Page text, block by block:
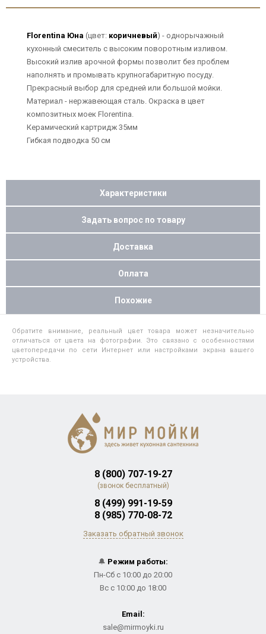
Florentina Юна (цвет: коричневый) - однорычажный
кухонный смеситель с высоким поворотным изливом.
Высокий излив арочной формы позволит без проблем
наполнять и промывать крупногабаритную посуду.
Прекрасный выбор для средней или большой мойки.
Материал - нержавеющая сталь. Окраска в цвет
композитных моек Florentina.
Керамический картридж 35мм
Гибкая подводка 50 см
Характеристики
Задать вопрос по товару
Доставка
Оплата
Похожие
Обратите внимание, реальный цвет товара может незначительно
отличаться от цвета на фотографии. Это связано с особенностями
цветопередачи по сети Интернет или настройками экрана вашего
устройства.
8 (800) 707-19-27
(звонок бесплатный)
8 (499) 991-19-59
8 (985) 770-08-72
Заказать обратный звонок
🔔 Режим работы:
Пн-Сб с 10:00 до 20:00
Вс с 10:00 до 18:00
Email:
sale@mirmoyki.ru